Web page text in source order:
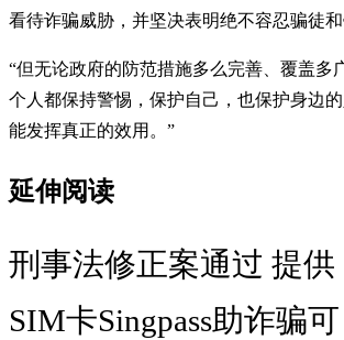
看待诈骗威胁，并坚决表明绝不容忍骗徒和
“但无论政府的防范措施多么完善、覆盖多
个人都保持警惕，保护自己，也保护身边
能发挥真正的效用。”
延伸阅读
刑事法修正案通过 提供
SIM卡Singpass助诈骗可